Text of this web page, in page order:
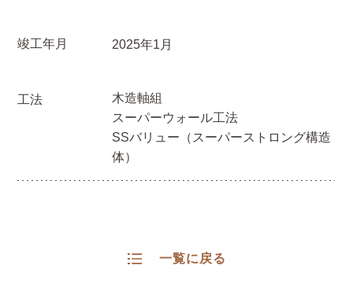
竣工年月 2025年1月
工法
木造軸組
スーパーウォール工法
SSバリュー（スーパーストロング構造
体）
一覧に戻る